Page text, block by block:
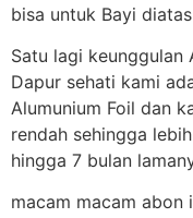
bisa untuk Bayi
Satu lagi keunggulan
Dapur sehati kami
Alumunium Foil dan
rendah sehingga
hingga 7 bulan
macam macam